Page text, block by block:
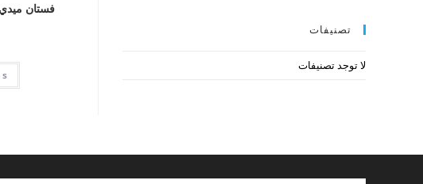
فستان
تصنيفات
لا توجد تصنيفات